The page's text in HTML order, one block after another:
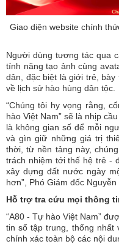
Giao diện website chính
Người dùng tương tác qua
tính năng tạo ảnh cùng
dân, đặc biệt là giới trẻ,
về lịch sử hào hùng dân tộc.
“Chúng tôi hy vọng rằng,
hào Việt Nam” sẽ là nhịp
là không gian số để mỗi
và gìn giữ những giá trị
thời, từ nền tảng này,
trách nhiệm tới thế hệ trẻ -
xây dựng đất nước ngày
hơn”, Phó Giám đốc
Hỗ trợ tra cứu mọi thông
“A80 - Tự hào Việt Nam”
tin số tập trung, thống nhất
chính xác toàn bộ các nội